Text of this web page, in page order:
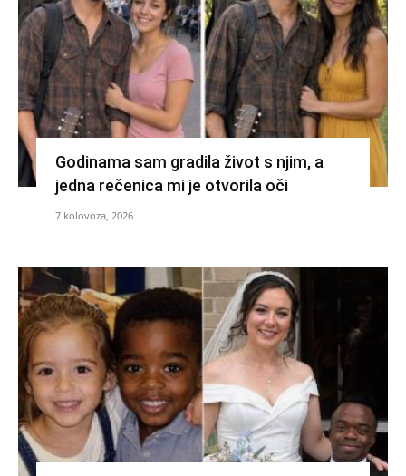
Godinama sam gradila život s njim, a
jedna rečenica mi je otvorila oči
7 kolovoza, 2026